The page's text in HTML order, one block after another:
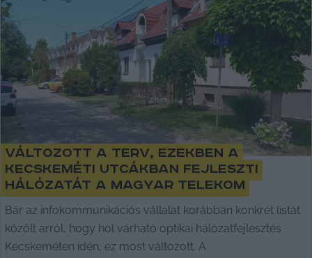
Változott a terv, ezekben a
kecskeméti utcákban fejleszti
hálózatát a Magyar Telekom
Bár az infokommunikációs vállalat korábban konkrét listát
közölt arról, hogy hol várható optikai hálózatfejlesztés
Kecskeméten idén, ez most változott. A